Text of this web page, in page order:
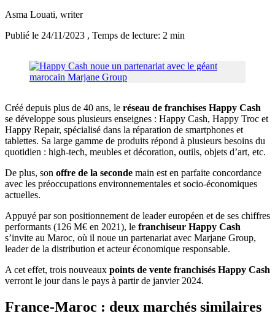
Asma Louati, writer
Publié le 24/11/2023 , Temps de lecture: 2 min
Créé depuis plus de 40 ans, le réseau de franchises Happy Cash
se développe sous plusieurs enseignes : Happy Cash, Happy Troc et
Happy Repair, spécialisé dans la réparation de smartphones et
tablettes. Sa large gamme de produits répond à plusieurs besoins du
quotidien : high-tech, meubles et décoration, outils, objets d’art, etc.
De plus, son offre de la seconde main est en parfaite concordance
avec les préoccupations environnementales et socio-économiques
actuelles.
Appuyé par son positionnement de leader européen et de ses chiffres
performants (126 M€ en 2021), le franchiseur Happy Cash
s’invite au Maroc, où il noue un partenariat avec Marjane Group,
leader de la distribution et acteur économique responsable.
A cet effet, trois nouveaux points de vente franchisés Happy Cash
verront le jour dans le pays à partir de janvier 2024.
France-Maroc : deux marchés similaires